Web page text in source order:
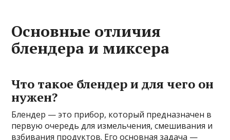
Основные отличия
блендера и миксера
Что такое блендер и для чего он
нужен?
Блендер — это прибор, который предназначен в
первую очередь для измельчения, смешивания и
взбивания продуктов. Его основная задача —